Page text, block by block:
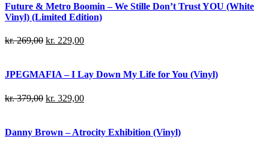
Future & Metro Boomin – We Stille Don’t Trust YOU (White
Vinyl) (Limited Edition)
kr.269,00 kr. 229,00
JPEGMAFIA – I Lay Down My Life for You (Vinyl)
kr.379,00 kr. 329,00
Danny Brown – Atrocity Exhibition (Vinyl)